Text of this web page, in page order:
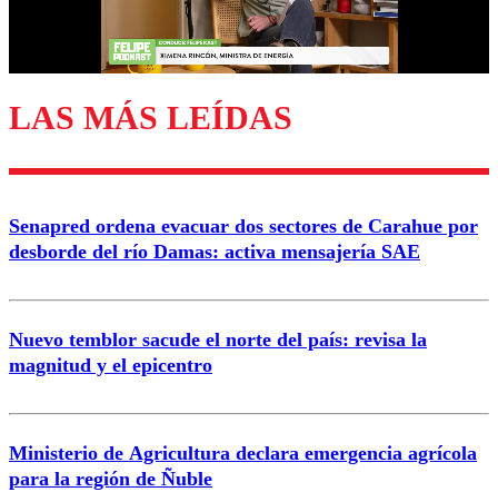
Enviar comentario
LAS MÁS LEÍDAS
Senapred ordena evacuar dos sectores de Carahue por
desborde del río Damas: activa mensajería SAE
Nuevo temblor sacude el norte del país: revisa la
magnitud y el epicentro
Ministerio de Agricultura declara emergencia agrícola
para la región de Ñuble